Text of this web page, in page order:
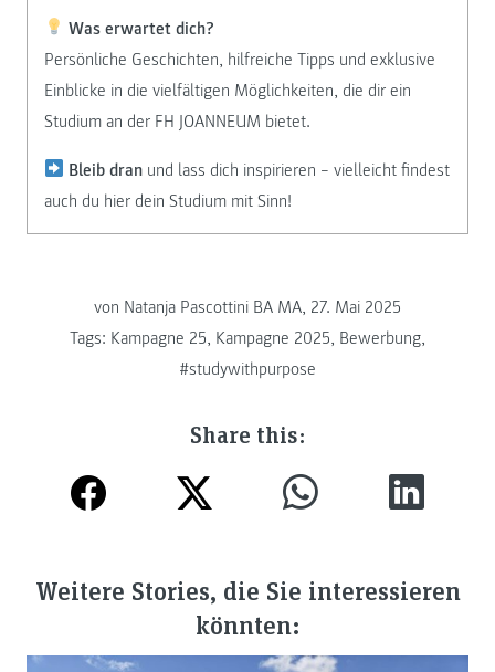
Was erwartet dich?
Persönliche Geschichten, hilfreiche Tipps und exklusive
Einblicke in die vielfältigen Möglichkeiten, die dir ein
Studium an der FH JOANNEUM bietet.
Bleib dran und lass dich inspirieren – vielleicht findest
auch du hier dein Studium mit Sinn!
von Natanja Pascottini BA MA, 27. Mai 2025
Tags: Kampagne 25, Kampagne 2025, Bewerbung,
#studywithpurpose
Share this:
Weitere Stories, die Sie interessieren
könnten: